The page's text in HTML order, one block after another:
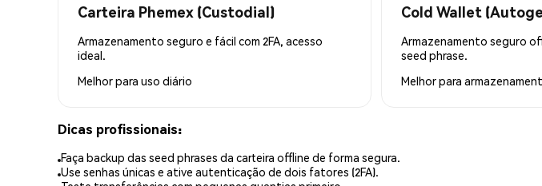
Carteira Phemex (Custodial)
Armazenamento seguro e fácil com 2FA, acesso
ideal.
Melhor para uso diário
Cold Wallet
Armazenamento seguro
seed phrase.
Melhor para
Dicas profissionais:
Faça backup das seed phrases da carteira offline de forma segura.
Use senhas únicas e ative autenticação de dois fatores (2FA).